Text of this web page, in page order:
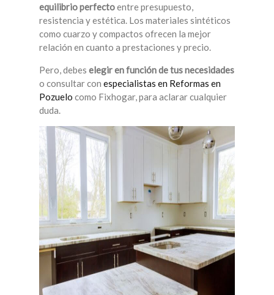
equilibrio perfectoentre presupuesto,
resistencia y estética. Los materiales sintéticos
como cuarzo y compactos ofrecen la mejor
relación en cuanto a prestaciones y precio.
Pero, debes elegir en función de tus necesidades
o consultar con especialistas en Reformas en
Pozuelo como Fixhogar, para aclarar cualquier
duda.